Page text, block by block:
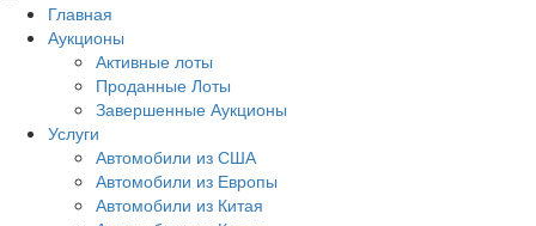
Главная
Аукционы
Активные лоты
Проданные Лоты
Завершенные Аукционы
Услуги
Автомобили из США
Автомобили из Европы
Автомобили из Китая